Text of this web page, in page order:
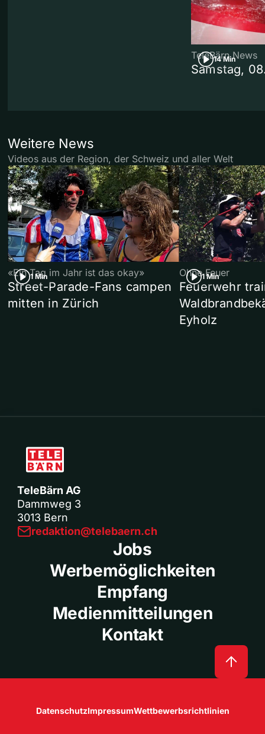
14 Min
TeleBärn News
Samstag,
Weitere News
Videos aus der Region, der Schweiz und aller Welt
1 Min
«Ein Tag im Jahr ist das okay»
Street-Parade-Fans campen
mitten in Zürich
1 Min
Ohne Feuer
Feuerwehr
Eyholz
TeleBärn AG
Dammweg 3
3013 Bern
redaktion@telebaern.ch
Jobs
Werbemöglichkeiten
Empfang
Medienmitteilungen
Kontakt
DatenschutzImpressumWettbewerbsrichtlinien